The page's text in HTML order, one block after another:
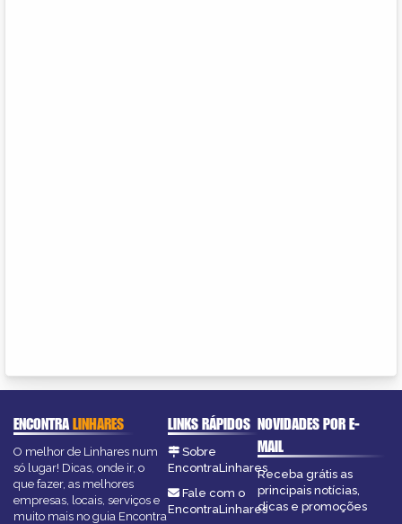
ENCONTRALINHARES
O melhor de Linhares num
só lugar! Dicas, onde ir, o
que fazer, as melhores
empresas, locais, serviços e
muito mais no guia Encontra
LINKS RÁPIDOS
Sobre
EncontraLinhares
Fale com o
EncontraLinhares
NOVIDADES POR E-
MAIL
Receba grátis as
principais notícias,
dicas e promoções